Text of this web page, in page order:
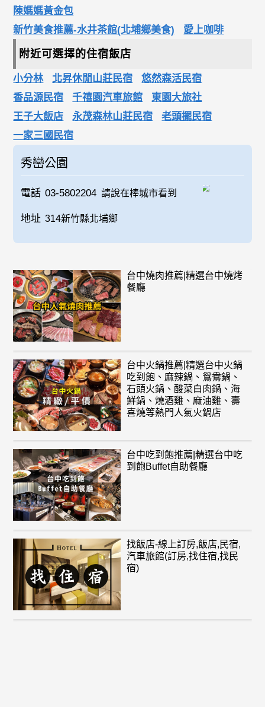
陳媽媽黃金包
新竹美食推薦-水井茶館(北埔鄉美食)
愛上咖啡
附近可選擇的住宿飯店
小分林 北昇休閒山莊民宿
悠然森活民宿
香品源民宿
千禧園汽車旅館
東園大旅社
王子大飯店
永茂森林山莊民宿
老頭擺民宿
一家三國民宿
秀巒公園
電話 03-5802204 請說在棒城市看到
地址 314新竹縣北埔鄉
台中燒肉推薦|精選台中燒烤
餐廳
台中火鍋推薦|精選台中火鍋
吃到飽、麻辣鍋、鴛鴦鍋、
石頭火鍋、酸菜白肉鍋、海
鮮鍋、燒酒雞、麻油雞、壽
喜燒等熱門人氣火鍋店
台中吃到飽推薦|精選台中吃
到飽Buffet自助餐廳
找飯店-線上訂房,飯店,民宿,
汽車旅館(訂房,找住宿,找民
宿)